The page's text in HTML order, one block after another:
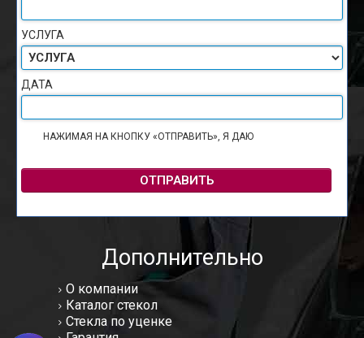
УСЛУГА
ДАТА
НАЖИМАЯ НА КНОПКУ «ОТПРАВИТЬ», Я ДАЮ
ОТПРАВИТЬ
Дополнительно
О компании
Каталог стекол
Стекла по уценке